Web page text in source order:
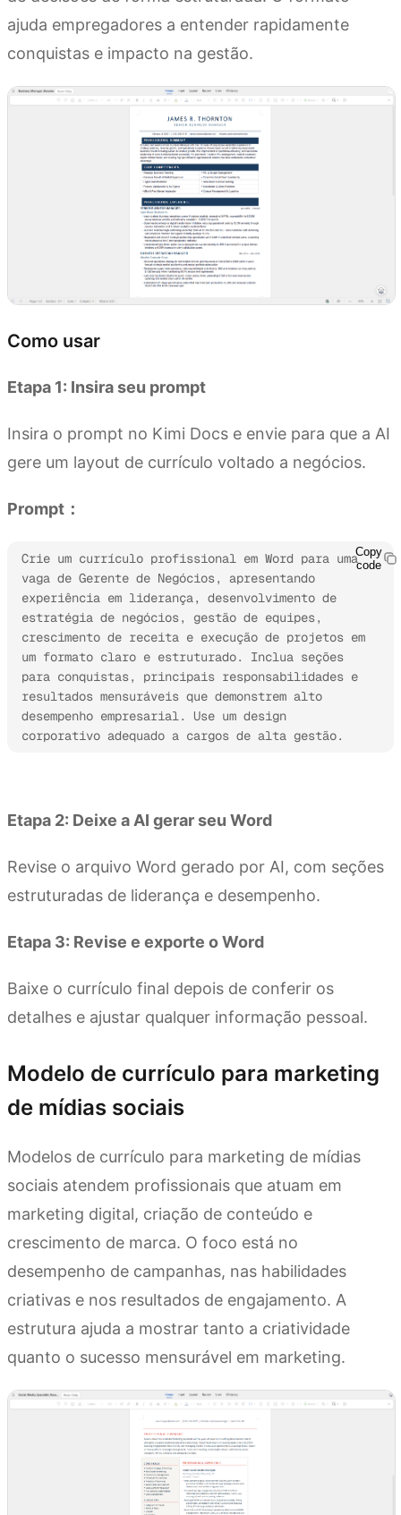
ajuda empregadores a entender rapidamente
conquistas e impacto na gestão.
Como usar
Etapa 1: Insira seu prompt
Insira o prompt no Kimi Docs e envie para que a AI
gere um layout de currículo voltado a negócios.
Prompt：
Crie um currículo profissional em Word para uma
vaga de Gerente de Negócios, apresentando
experiência em liderança, desenvolvimento de
estratégia de negócios, gestão de equipes,
crescimento de receita e execução de projetos em
um formato claro e estruturado. Inclua seções
para conquistas, principais responsabilidades e
resultados mensuráveis que demonstrem alto
desempenho empresarial. Use um design
corporativo adequado a cargos de alta gestão.
Copy
code
Etapa 2: Deixe a AI gerar seu Word
Revise o arquivo Word gerado por AI, com seções
estruturadas de liderança e desempenho.
Etapa 3: Revise e exporte o Word
Baixe o currículo final depois de conferir os
detalhes e ajustar qualquer informação pessoal.
Modelo de currículo para marketing
de mídias sociais
Modelos de currículo para marketing de mídias
sociais atendem profissionais que atuam em
marketing digital, criação de conteúdo e
crescimento de marca. O foco está no
desempenho de campanhas, nas habilidades
criativas e nos resultados de engajamento. A
estrutura ajuda a mostrar tanto a criatividade
quanto o sucesso mensurável em marketing.